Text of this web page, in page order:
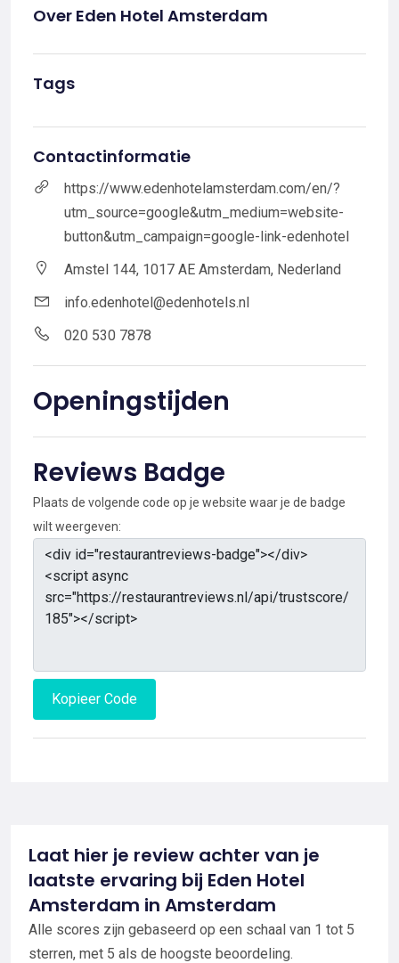
Over Eden Hotel Amsterdam
Tags
Contactinformatie
https://www.edenhotelamsterdam.com/en/?
utm_source=google&utm_medium=website-
button&utm_campaign=google-link-edenhotel
Amstel 144, 1017 AE Amsterdam, Nederland
info.edenhotel@edenhotels.nl
020 530 7878
Openingstijden
Reviews Badge
Plaats de volgende code op je website waar je de badge
wilt weergeven:
Kopieer Code
Laat hier je review achter van je
laatste ervaring bij Eden Hotel
Amsterdam in Amsterdam
Alle scores zijn gebaseerd op een schaal van 1 tot 5
sterren, met 5 als de hoogste beoordeling.